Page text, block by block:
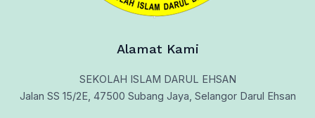
Alamat Kami
SEKOLAH ISLAM DARUL EHSAN
Jalan SS 15/2E, 47500 Subang Jaya, Selangor Darul Ehsan